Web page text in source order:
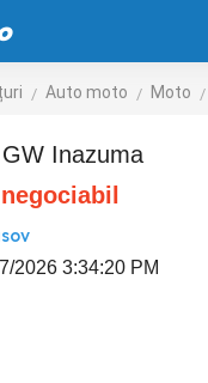
Auto moto Moto
GW Inazuma
negociabil
2026 3:34:20 PM